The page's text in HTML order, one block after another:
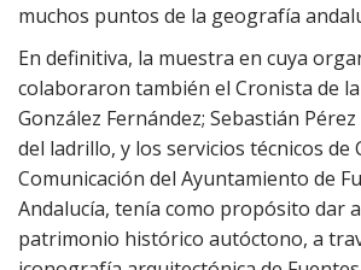
muchos puntos de la geografía
En definitiva, la muestra en cuya
colaboraron también el Cronista de la
González Fernández; Sebastián
del ladrillo, y los servicios técnicos de
Comunicación del Ayuntamiento de
Andalucía, tenía como propósito dar
patrimonio histórico autóctono, a